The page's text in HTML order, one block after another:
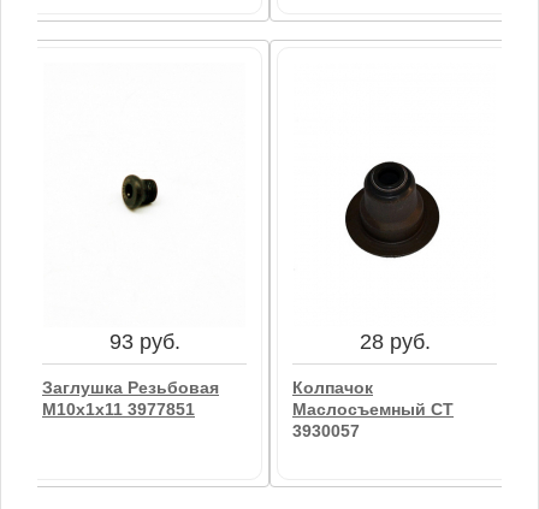
467 руб.
В корзину
28 руб.
Кольцо Форсунки
В корзину
93 руб.
Заглушка Резьбовая
М10х1х11 3977851
28 руб.
Колпачок
Маслосъемный CT
3930057